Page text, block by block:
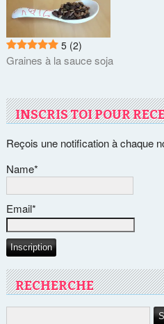
5 (2)
Graines à la sauce soja
INSCRIS TOI POUR
Reçois une notification à chaque
Name*
Email*
RECHERCHE